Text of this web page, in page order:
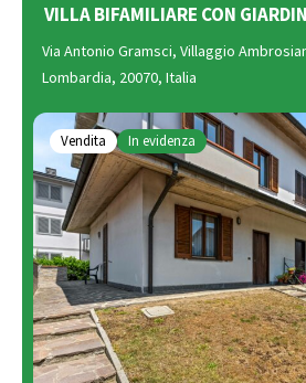
VILLA BIFAMILIARE CON
Via Antonio Gramsci, Villaggio
Lombardia, 20070, Italia
Vendita In evidenza